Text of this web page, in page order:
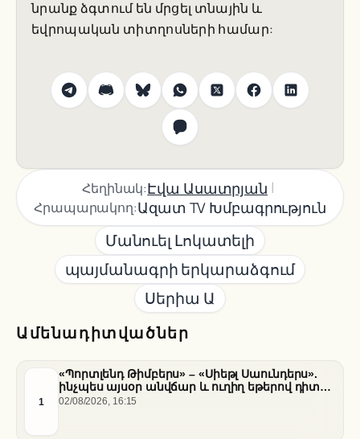
Ամենադիտվածներ
1
«Պորտլենդ Թիմբերս» – «Սիեթլ Սաունդերս».
ինչպես այսօր անվճար և ուղիղ եթերով դիտել
հանդիպումը
02/08/2026, 16:15
նրանք ձգտում են մրցել տնային և
եվրոպական տիտղոսների համար:
Հեղինակ:Էվա Ասատրյան |
Հրապարակող:Ազատ TV Խմբագրություն
Մանուել Լոկատելի
պայմանագրի երկարաձգում
Սերիա Ա